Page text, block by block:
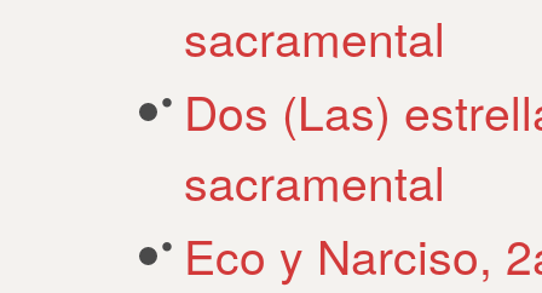
sacramental
Dos (Las)
sacramental
Eco y Narciso,